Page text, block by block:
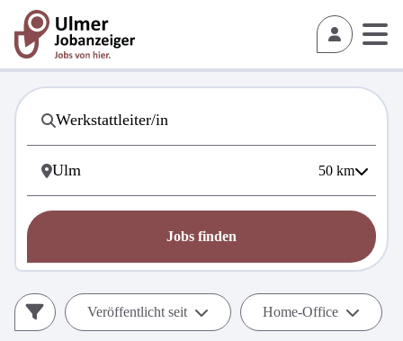
50 km
Jobs finden
Veröffentlicht seit Home-Office